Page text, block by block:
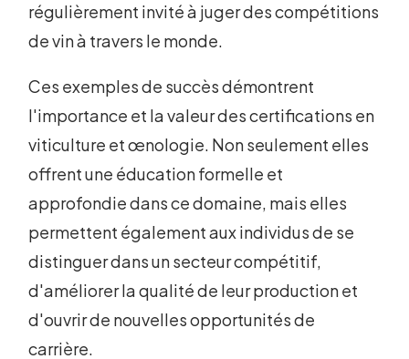
régulièrement invité à juger des compétitions
de vin à travers le monde.
Ces exemples de succès démontrent
l'importance et la valeur des certifications en
viticulture et œnologie. Non seulement elles
offrent une éducation formelle et
approfondie dans ce domaine, mais elles
permettent également aux individus de se
distinguer dans un secteur compétitif,
d'améliorer la qualité de leur production et
d'ouvrir de nouvelles opportunités de
carrière.